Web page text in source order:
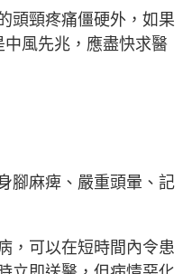
頭頸疼痛僵硬外，如果
風先兆，應盡快求醫
腳麻痺、嚴重頭暈、記
，可以在短時間內令患